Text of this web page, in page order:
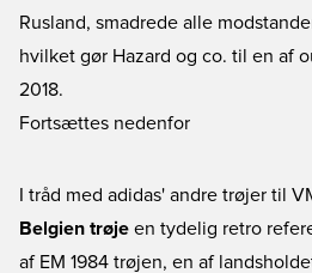
Rusland, smadrede alle
hvilket gør Hazard og co. til en af
2018.
Fortsættes nedenfor
I tråd med adidas' andre trøjer til
Belgien trøje en tydelig retro
af EM 1984 trøjen, en af